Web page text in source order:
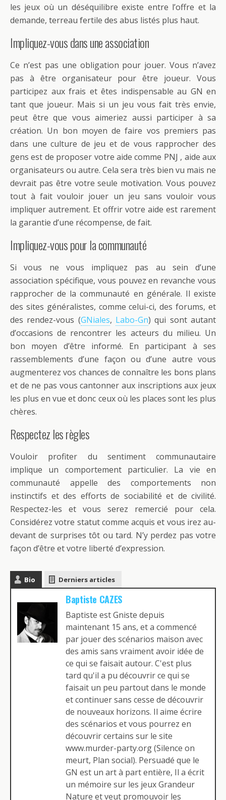
les jeux où un déséquilibre existe entre l’offre et la
demande, terreau fertile des abus listés plus haut.
Impliquez-vous dans une association
Ce n’est pas une obligation pour jouer. Vous n’avez
pas à être organisateur pour être joueur. Vous
participez aux frais et êtes indispensable au GN en
tant que joueur. Mais si un jeu vous fait très envie,
peut être que vous aimeriez aussi participer à sa
création. Un bon moyen de faire vos premiers pas
dans une culture de jeu et de vous rapprocher des
gens est de proposer votre aide comme PNJ , aide aux
organisateurs ou autre. Cela sera très bien vu mais ne
devrait pas être votre seule motivation. Vous pouvez
tout à fait vouloir jouer un jeu sans vouloir vous
impliquer autrement. Et offrir votre aide est rarement
la garantie d’une récompense, de fait.
Impliquez-vous pour la communauté
Si vous ne vous impliquez pas au sein d’une
association spécifique, vous pouvez en revanche vous
rapprocher de la communauté en générale. Il existe
des sites généralistes, comme celui-ci, des forums, et
des rendez-vous (GNiales, Labo-Gn) qui sont autant
d’occasions de rencontrer les acteurs du milieu. Un
bon moyen d’être informé. En participant à ses
rassemblements d’une façon ou d’une autre vous
augmenterez vos chances de connaître les bons plans
et de ne pas vous cantonner aux inscriptions aux jeux
les plus en vue et donc ceux où les places sont les plus
chères.
Respectez les règles
Vouloir profiter du sentiment communautaire
implique un comportement particulier. La vie en
communauté appelle des comportements non
instinctifs et des efforts de sociabilité et de civilité.
Respectez-les et vous serez remercié pour cela.
Considérez votre statut comme acquis et vous irez au-
devant de surprises tôt ou tard. N’y perdez pas votre
façon d’être et votre liberté d’expression.
Bio Derniers articles
Baptiste CAZES
Baptiste est Gniste depuis
maintenant 15 ans, et a commencé
par jouer des scénarios maison avec
des amis sans vraiment avoir idée de
ce qui se faisait autour. C'est plus
tard qu'il a pu découvrir ce qui se
faisait un peu partout dans le monde
et continuer sans cesse de découvrir
de nouveaux horizons. Il aime écrire
des scénarios et vous pourrez en
découvrir certains sur le site
www.murder-party.org (Silence on
meurt, Plan social). Persuadé que le
GN est un art à part entière, Il a écrit
un mémoire sur les jeux Grandeur
Nature et veut promouvoir les